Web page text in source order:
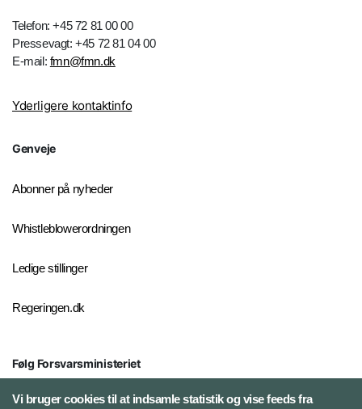
Telefon: +45 72 81 00 00
Pressevagt: +45 72 81 04 00
E-mail: fmn@fmn.dk
Yderligere kontaktinfo
Genveje
Abonner på nyheder
Whistleblowerordningen
Ledige stillinger
Regeringen.dk
Følg Forsvarsministeriet
X
Vi bruger cookies til at indsamle statistik og vise feeds fra